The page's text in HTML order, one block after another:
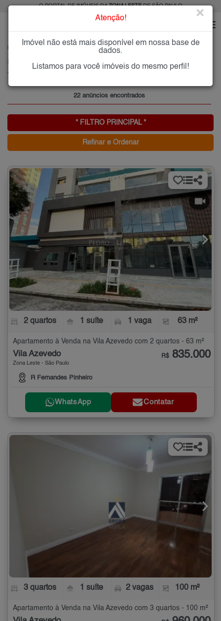
O PORTAL DE IMÓVEIS DAZONA LESTEDE SÃO PAULO
VILA AZEVEDO
Imóveis à Venda na Vila Azevedo, Zona Leste de São Paulo
Vila Azevedo, Zona Leste
22 anúncios encontrados
* FILTRO PRINCIPAL *
Refinar e Ordenar
2 quartos 1 suíte 1 vaga 63 m²
Apartamento à Venda na Vila Azevedo com 2 quartos - 63 m²
Vila Azevedo
Zona Leste - São Paulo
R Fernandes Pinheiro
R$ 835.000
WhatsApp Contatar
3 quartos 1 suíte 2 vagas 100 m²
Apartamento à Venda na Vila Azevedo com 3 quartos - 100 m²
Atenção! ×
Imóvel não está mais disponível em nossa base de
dados.
Listamos para você imóveis do mesmo perfil!